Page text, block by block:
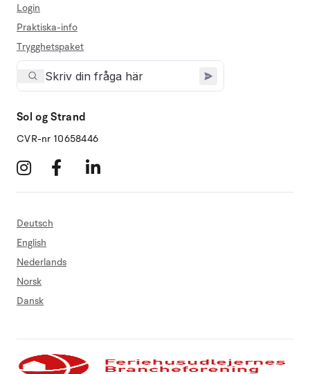
Login
Praktiska-info
Trygghetspaket
Sol og Strand
CVR-nr 10658446
Deutsch
English
Nederlands
Norsk
Dansk